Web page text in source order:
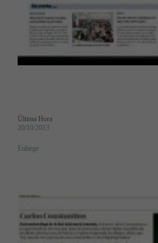
Última Hora
20/10/2013
Enlarge